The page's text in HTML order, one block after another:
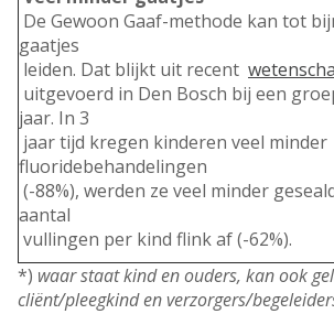
De Gewoon Gaaf-methode kan tot
gaatjes
leiden. Dat blijkt uit recent
uitgevoerd in Den Bosch bij een
jaar. In 3
jaar tijd kregen kinderen veel minder
fluoridebehandelingen
(-88%), werden ze veel minder
aantal
vullingen per kind flink af (-62%).
*) waar staat kind en ouders, kan ook
cliënt/pleegkind enverzorgers/